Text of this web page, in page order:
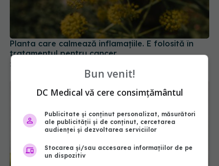
Planta care calmează inflamațiile. E folosită în
tratamentul pentru cancer
24 iul 2025, 14:15
Bun venit!
DC Medical vă cere consimțământul
Publicitate și conținut personalizat, măsurători
ale publicității și de conținut, cercetarea
audienței și dezvoltarea serviciilor
Stocarea și/sau accesarea informațiilor de pe
un dispozitiv